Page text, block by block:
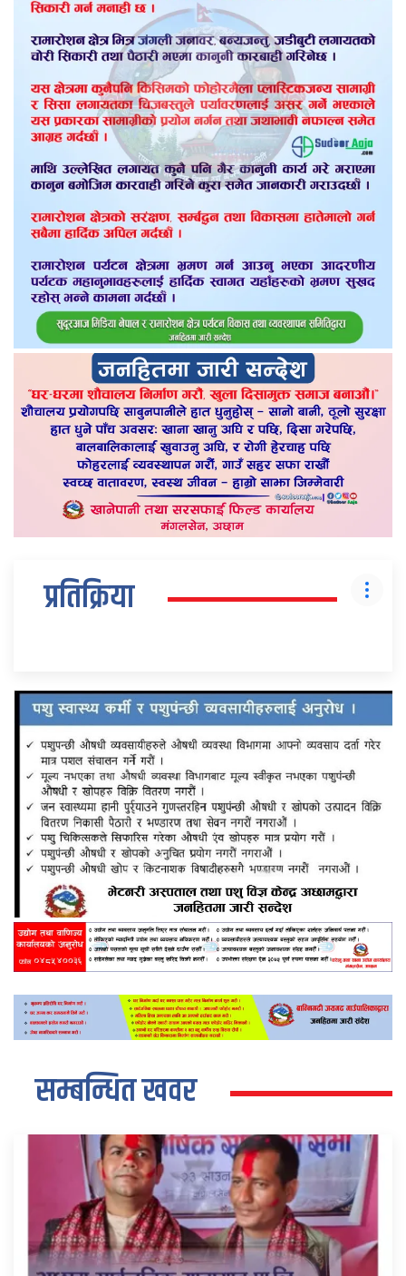
प्रतिक्रिया
सम्बन्धित खवर